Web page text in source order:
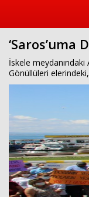
‘Saros’uma
İskele
Gönüllüleri